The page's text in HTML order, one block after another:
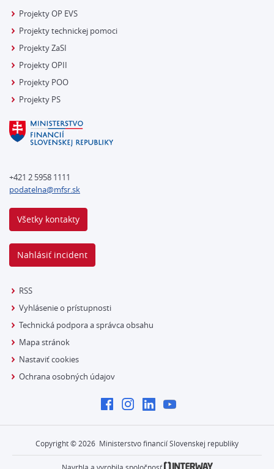
Projekty OP EVS
Projekty technickej pomoci
Projekty ZaSI
Projekty OPII
Projekty POO
Projekty PS
+421 2 5958 1111
podatelna@mfsr.sk
Všetky kontakty
Nahlásiť incident
RSS
Vyhlásenie o prístupnosti
Technická podpora a správca obsahu
Mapa stránok
Nastaviť cookies
Ochrana osobných údajov
Copyright © 2026 Ministerstvo financií Slovenskej republiky
Navrhla a vyrobila spoločnosť